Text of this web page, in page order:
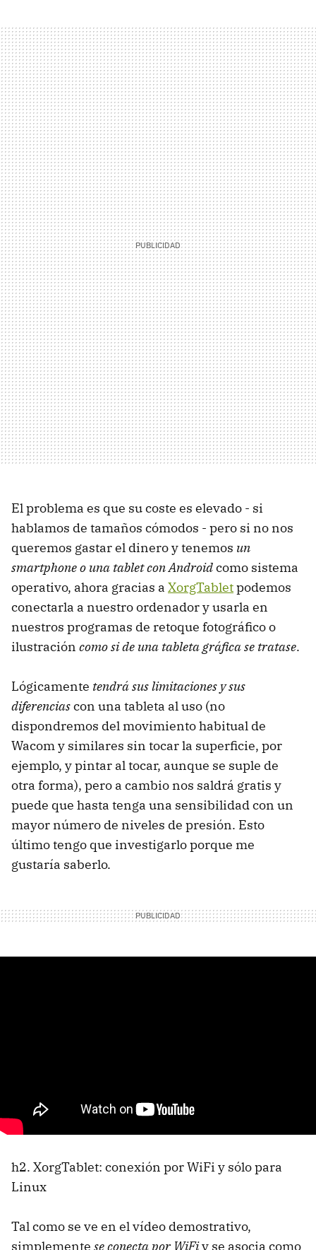
El problema es que su coste es elevado - si
hablamos de tamaños cómodos - pero si no nos
queremos gastar el dinero y tenemos un
smartphone o una tablet con Androidcomo sistema
operativo, ahora gracias a XorgTabletpodemos
conectarla a nuestro ordenador y usarla en
nuestros programas de retoque fotográfico o
ilustración como si de una tableta gráfica se tratase.
Lógicamente tendrá sus limitaciones y sus
diferenciascon una tableta al uso (no
dispondremos del movimiento habitual de
Wacom y similares sin tocar la superficie, por
ejemplo, y pintar al tocar, aunque se suple de
otra forma), pero a cambio nos saldrá gratis y
puede que hasta tenga una sensibilidad con un
mayor número de niveles de presión. Esto
último tengo que investigarlo porque me
gustaría saberlo.
h2. XorgTablet: conexión por WiFi y sólo para
Linux
Tal como se ve en el vídeo demostrativo,
simplemente se conecta por WiFiy se asocia como